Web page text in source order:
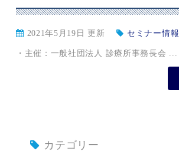
2021年5月19日 更新 セミナー情報
・主催：一般社団法人 診療所事務長会 ...
カテゴリー